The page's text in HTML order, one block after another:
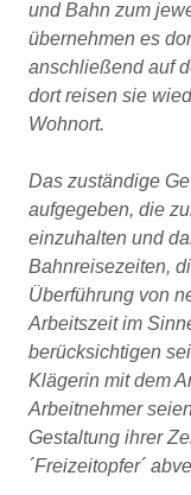
und Bahn zum
übernehmen es
anschließend auf
dort reisen sie
Wohnort.
Das zuständige
aufgegeben, die
einzuhalten und
Bahnreisezeiten,
Überführung von
Arbeitszeit im
berücksichtigen
Klägerin mit dem
Arbeitnehmer
Gestaltung ihrer
´Freizeitopfer´